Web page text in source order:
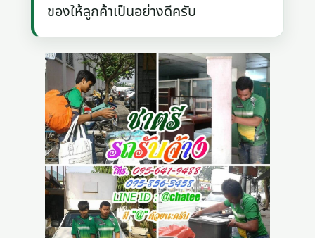
ของให้ลูกค้าเป็นอย่างดีครับ